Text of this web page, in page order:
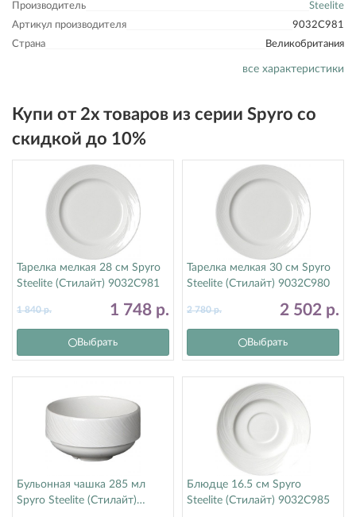
Производитель
Steelite
Артикул производителя
9032C981
Страна
Великобритания
все характеристики
Купи от 2х товаров из серии Spyro со
скидкой до 10%
Тарелка мелкая 28 см Spyro
Steelite (Стилайт) 9032C981
1 748 р.
1 840р.
Выбрать
Тарелка мелкая 30 см Spyro
Steelite (Стилайт) 9032C980
2 502 р.
2 780р.
Выбрать
Бульонная чашка 285 мл
Spyro Steelite (Стилайт)
Блюдце 16.5 см Spyro
Steelite (Стилайт) 9032C985